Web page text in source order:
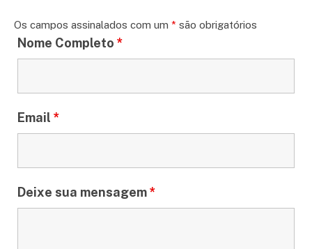
Os campos assinalados com um * são obrigatórios
Nome Completo *
Email *
Deixe sua mensagem*